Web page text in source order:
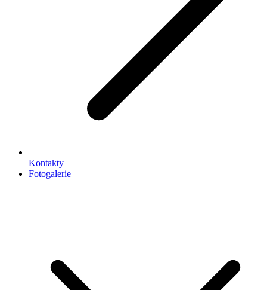
Kontakty
Fotogalerie